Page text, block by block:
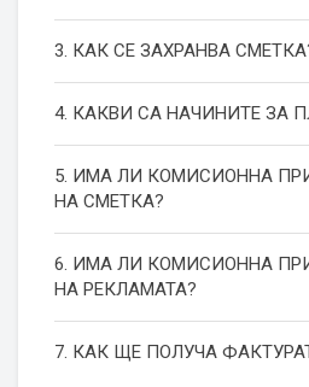
3. КАК СЕ ЗАХРАНВА
4. КАКВИ СА НАЧИНИТЕ ЗА
5. ИМА ЛИ КОМИСИОННА
НА СМЕТКА?
6. ИМА ЛИ КОМИСИОННА
НА РЕКЛАМАТА?
7. КАК ЩЕ ПОЛУЧА